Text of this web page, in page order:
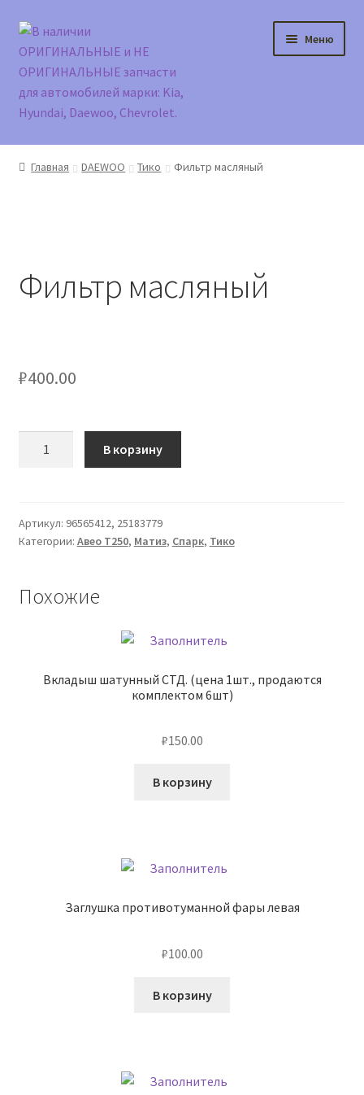
Перейти
к
навигации
Перейти
к
содержимому
Меню
Главная
Корзина
Главная DAEWOO Тико Фильтр масляный
Фильтр масляный
₽400.00
В корзину
Артикул: 96565412, 25183779
Категории: Авео Т250, Матиз, Спарк, Тико
Похожие
Вкладыш шатунный СТД. (цена 1шт., продаются
комплектом 6шт)
₽150.00
В корзину
Заглушка противотуманной фары левая
₽100.00
В корзину